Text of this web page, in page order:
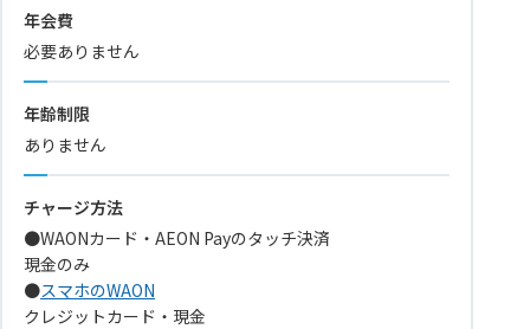
年会費
必要ありません
年齢制限
ありません
チャージ方法
●WAONカード・AEON Payのタッチ決済
現金のみ
●スマホのWAON
クレジットカード・現金